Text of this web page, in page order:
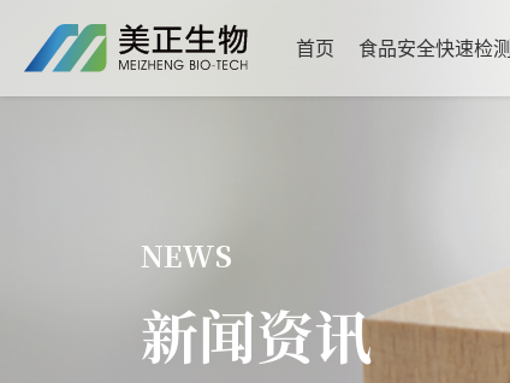
首页 食品安全快速检测
NEWS
新闻资讯